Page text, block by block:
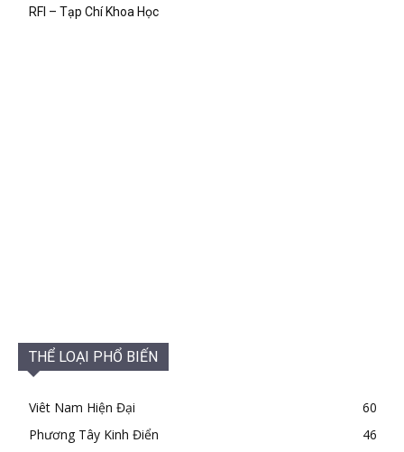
RFI – Tạp Chí Khoa Học
THỂ LOẠI PHỔ BIẾN
Viêt Nam Hiện Đại
60
Phương Tây Kinh Điển
46